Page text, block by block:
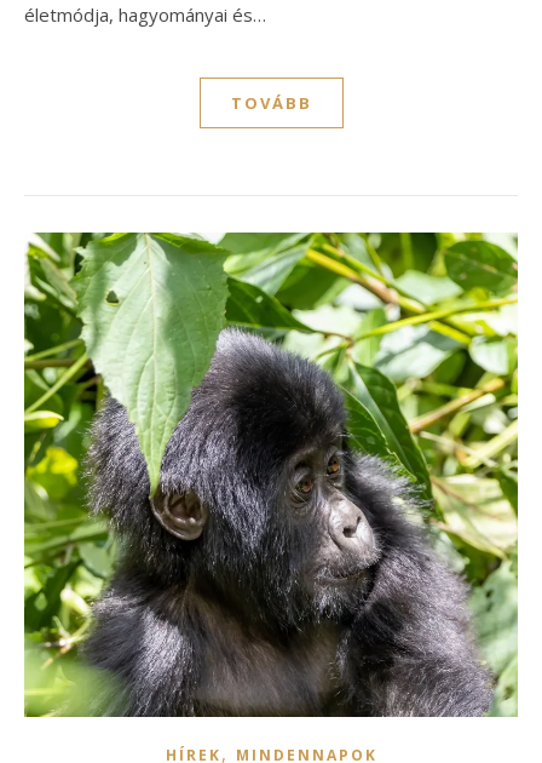
életmódja, hagyományai és…
TOVÁBB
HÍREK, MINDENNAPOK